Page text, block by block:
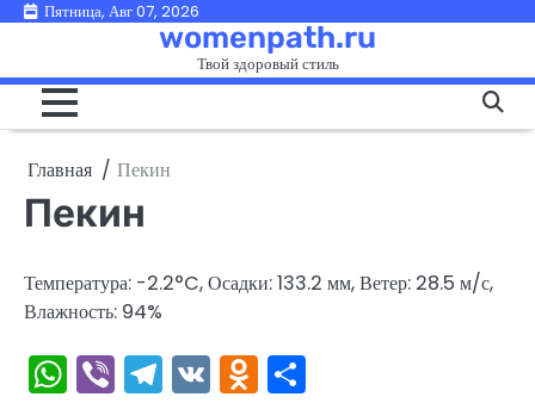
ПерейтиПятница, Авг 07, 2026
womenpath.ru
Твой здоровый стиль
Главная Пекин
Пекин
Температура: -2.2°C, Осадки: 133.2 мм, Ветер: 28.5 м/с,
Влажность: 94%
WhatsApp
ViberTelegram
VKOdnoklassniki